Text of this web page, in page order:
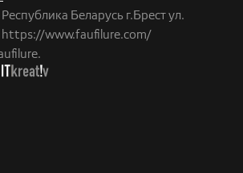
Республика Беларусь г.Брест ул.
https://www.faufilure.com/